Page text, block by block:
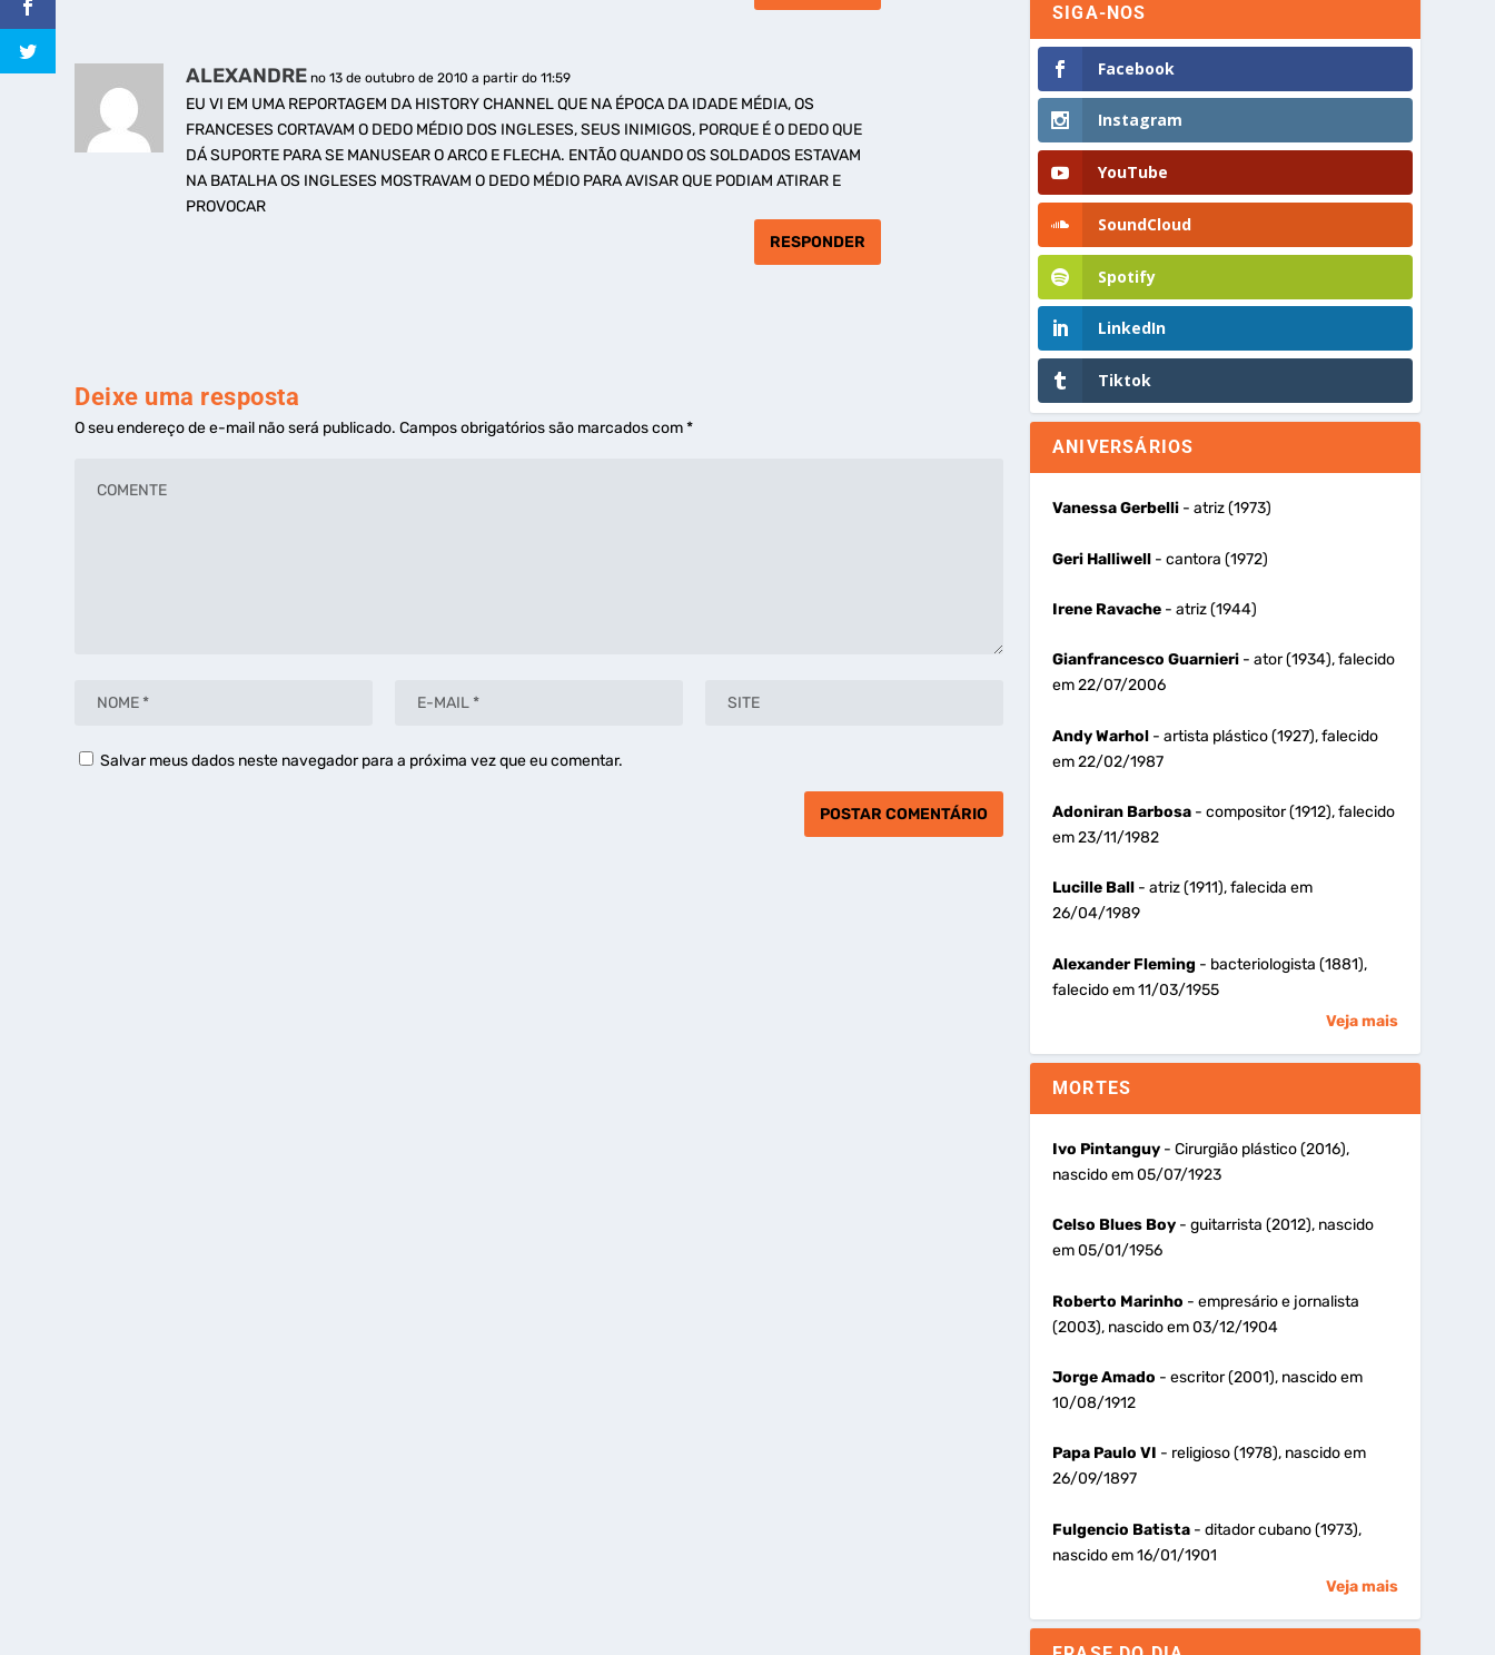
ALEXANDRE no 13 de outubro de 2010 a partir do 11:59
EU VI EM UMA REPORTAGEM DA HISTORY CHANNEL QUE NA ÉPOCA DA IDADE MÉDIA, OS
FRANCESES CORTAVAM O DEDO MÉDIO DOS INGLESES, SEUS INIMIGOS, PORQUE É O DEDO QUE
DÁ SUPORTE PARA SE MANUSEAR O ARCO E FLECHA. ENTÃO QUANDO OS SOLDADOS ESTAVAM
NA BATALHA OS INGLESES MOSTRAVAM O DEDO MÉDIO PARA AVISAR QUE PODIAM ATIRAR E
PROVOCAR
RESPONDER
Deixe uma resposta
O seu endereço de e-mail não será publicado. Campos obrigatórios são marcados com*
Salvar meus dados neste navegador para a próxima vez que eu comentar.
SIGA-NOS
Facebook
Instagram
YouTube
SoundCloud
Spotify
LinkedIn
Tiktok
ANIVERSÁRIOS
Vanessa Gerbelli- atriz (1973)
Geri Halliwell- cantora (1972)
Irene Ravache- atriz (1944)
Gianfrancesco Guarnieri- ator (1934), falecido
em 22/07/2006
Andy Warhol- artista plástico (1927), falecido
em 22/02/1987
Adoniran Barbosa- compositor (1912), falecido
em 23/11/1982
Lucille Ball- atriz (1911), falecida em
26/04/1989
Alexander Fleming - bacteriologista (1881),
falecido em 11/03/1955
Veja mais
MORTES
Ivo Pintanguy- Cirurgião plástico (2016),
nascido em 05/07/1923
Celso Blues Boy- guitarrista (2012), nascido
em 05/01/1956
Roberto Marinho - empresário e jornalista
(2003), nascido em 03/12/1904
Jorge Amado - escritor (2001), nascido em
10/08/1912
Papa Paulo VI - religioso (1978), nascido em
26/09/1897
Fulgencio Batista- ditador cubano (1973),
nascido em 16/01/1901
Veja mais